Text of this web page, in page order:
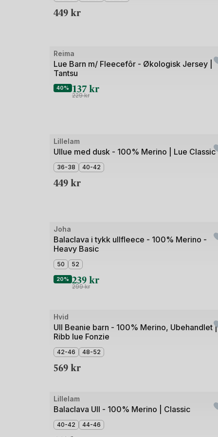
449kr
Outlet
Bilde
av
Reima
Lue Barn m/ Fleecefôr - Økologisk Jersey |
Tantsu
40% 137kr
229kr
Bilde
av
Lillelam
Ullue med dusk - 100% Merino | Lue Classic
36-38 40-42
449kr
Joha
Balaclava i tykk ullfleece - 100% Merino -
Heavy Basic
50 52
20% 239kr
299kr
Bilde
av
4
Hvid
Ull Beanie barn - 100% Merino, Ubehandlet |
Ribb lue Fonzie
42-46 48-52
569kr
Bilde
av
Lillelam
Balaclava Ull - 100% Merino | Classic
40-42 44-46